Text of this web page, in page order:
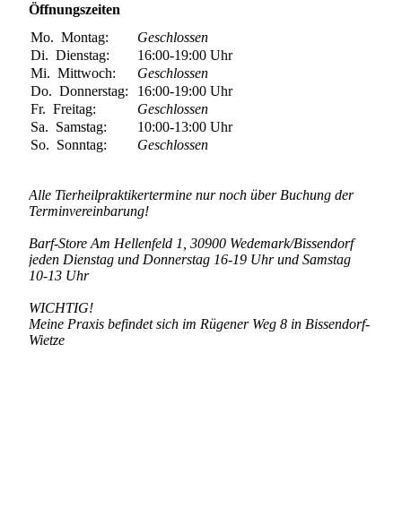
Öffnungszeiten
Mo.Montag:
Geschlossen
Di.Dienstag: 16:00-19:00 Uhr
Mi.Mittwoch:
Geschlossen
Do.Donnerstag: 16:00-19:00 Uhr
Fr.Freitag:
Geschlossen
Sa. Samstag: 10:00-13:00 Uhr
So. Sonntag: Geschlossen
Alle Tierheilpraktikertermine nur noch über Buchung der
Terminvereinbarung!
Barf-Store Am Hellenfeld 1, 30900 Wedemark/Bissendorf
jeden Dienstag und Donnerstag 16-19 Uhr und Samstag
10-13 Uhr
WICHTIG!
Meine Praxis befindet sich im Rügener Weg 8 in Bissendorf-
Wietze